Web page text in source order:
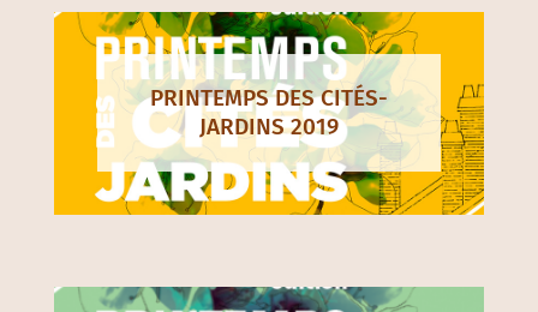
PRINTEMPS DES CITÉS-
JARDINS 2019